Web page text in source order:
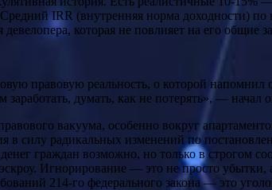
IRR (внутренняя норма доходности)
которая не повлияет на его общие
правовую реальность, о которой
думать, как не потерять», — начал
вакуума, особенно вокруг
в силу радикальных изменений по
граждан возможно, но только в
Игнорирование — это не просто
214-го федерального закона — это